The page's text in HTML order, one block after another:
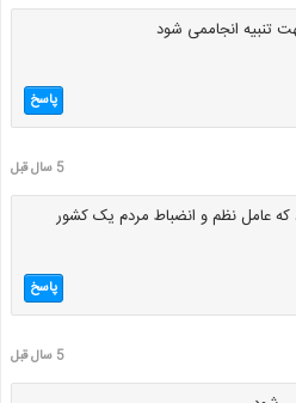
تنبیه انجاممی شود
پاسخ
5 سال قبل
عامل نظم و انضباط مردم یک کشور
پاسخ
5 سال قبل